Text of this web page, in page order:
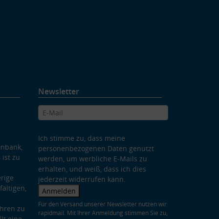
ist zu
zu
Newsletter
Ich stimme zu, dass meine
personenbezogenen Daten genutzt
werden, um werbliche E-Mails zu
erhalten, und weiß, dass ich dies
jederzeit widerrufen kann.
Anmelden
Für den Versand unserer Newsletter nutzen wir
rapidmail. Mit Ihrer Anmeldung stimmen Sie zu,